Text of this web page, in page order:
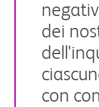
dei
con